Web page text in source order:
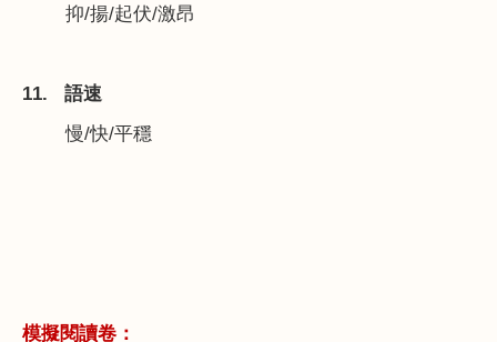
抑/揚/起伏/激昂
11. 語速
慢/快/平穩
模擬閱讀卷：